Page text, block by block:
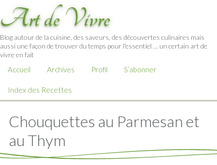
Art de Vivre
Blog autour de la cuisine, des saveurs, des découvertes culinaires mais
aussi une façon de trouver du temps pour l'essentiel … un certain art de
vivre en fait
Accueil Archives Profil S’abonner
Index des Recettes
Chouquettes au Parmesan et
au Thym